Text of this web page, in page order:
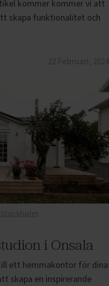
kommer kommer vi att
skapa funktionalitet och
i Onsala
ett hemmakontor för dina
skapa en inspirerande